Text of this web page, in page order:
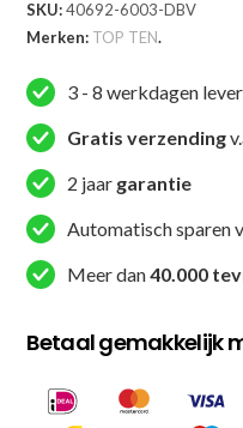
TEN
Hoofdbeschermer
Competition
-
Blauw
aantal
SKU:40692-6003-DBV
Merken: TOP TEN.
3 - 8 werkdagen
Gratis verzending
2 jaar garantie
Automatisch sparen
Meer dan40.000
Betaal gemakkelijk